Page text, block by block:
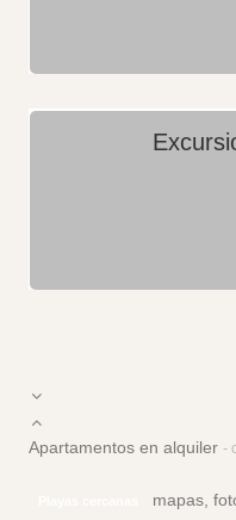
Apartamentos en alquiler -
mapas,